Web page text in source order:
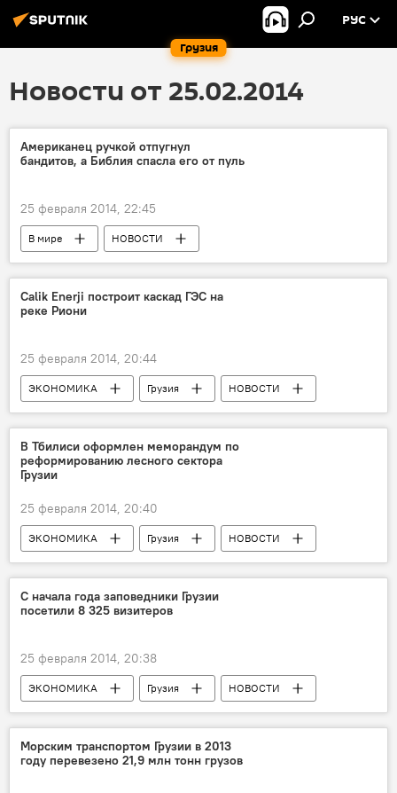
Грузия
РУС
Новости от 25.02.2014
Американец ручкой отпугнул
бандитов, а Библия спасла его от пуль
25 февраля 2014, 22:45
В мире НОВОСТИ
Calik Enerji построит каскад ГЭС на
реке Риони
25 февраля 2014, 20:44
ЭКОНОМИКА Грузия НОВОСТИ
В Тбилиси оформлен меморандум по
реформированию лесного сектора
Грузии
25 февраля 2014, 20:40
ЭКОНОМИКА Грузия НОВОСТИ
С начала года заповедники Грузии
посетили 8 325 визитеров
25 февраля 2014, 20:38
ЭКОНОМИКА Грузия НОВОСТИ
Морским транспортом Грузии в 2013
году перевезено 21,9 млн тонн грузов